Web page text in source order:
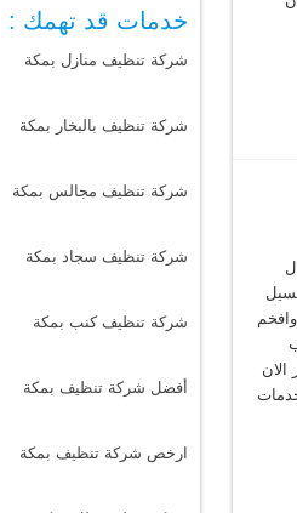
نقوم بغسيل
خدمات قد تهمك :
شركة تنظيف منازل بمكة
شركة تنظيف بالبخار بمكة
شركة تنظيف مجالس بمكة
شركة تنظيف سجاد بمكة
شركة تنظيف كنب بمكة
أفضل شركة تنظيف بمكة
ارخص شركة تنظيف بمكة